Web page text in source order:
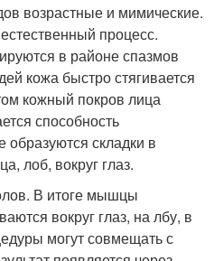
возрастные и мимические.
процесс.
в районе спазмов
кожа быстро стягивается
кожный покров лица
способность
образуются складки в
лоб, вокруг глаз.
В итоге мышцы
вокруг глаз, на лбу, в
могут совмещать с